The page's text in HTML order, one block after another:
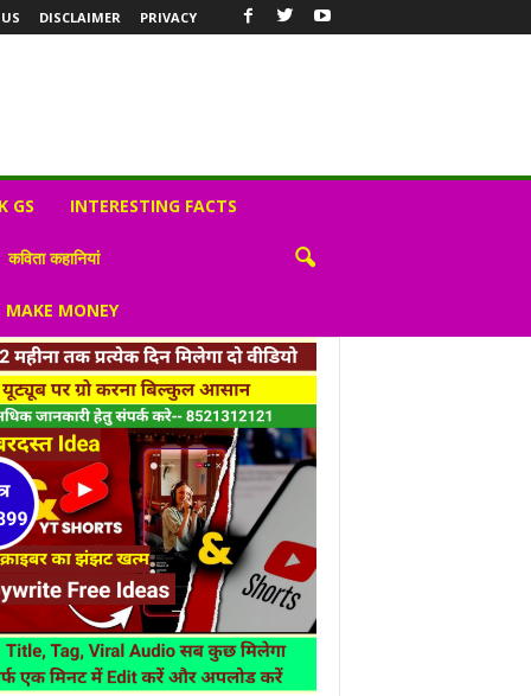
DISCLAIMER PRIVACY
GS INTERESTING FACTS
कविता कहानियां
MONEY